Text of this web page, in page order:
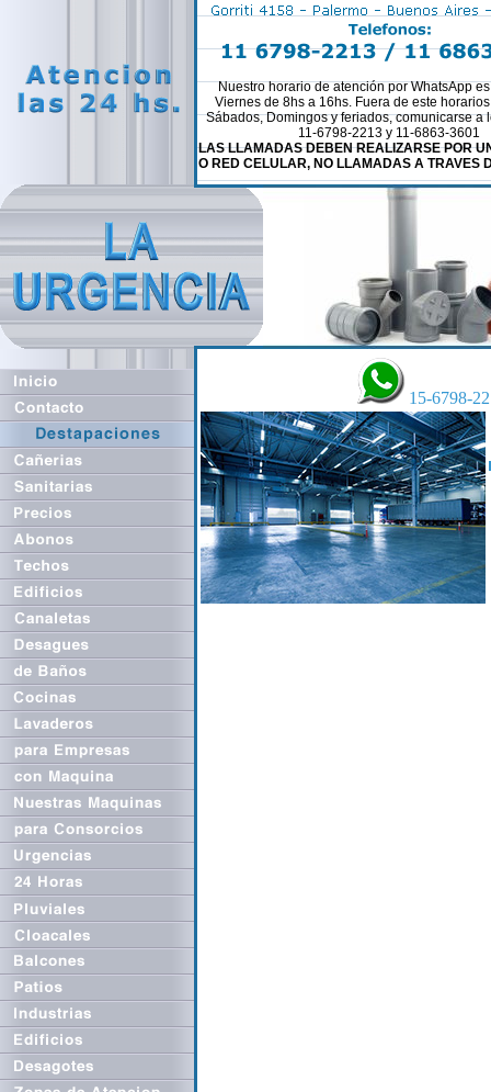
Nuestro horario de atención por WhatsApp
Viernes de 8hs a 16hs. Fuera de este
Sábados, Domingos y feriados, comunicarse a
11-6798-2213 y 11-6863-3601
LAS LLAMADAS DEBEN REALIZARSE POR
O RED CELULAR, NO LLAMADAS A TRAVES
15-6798-